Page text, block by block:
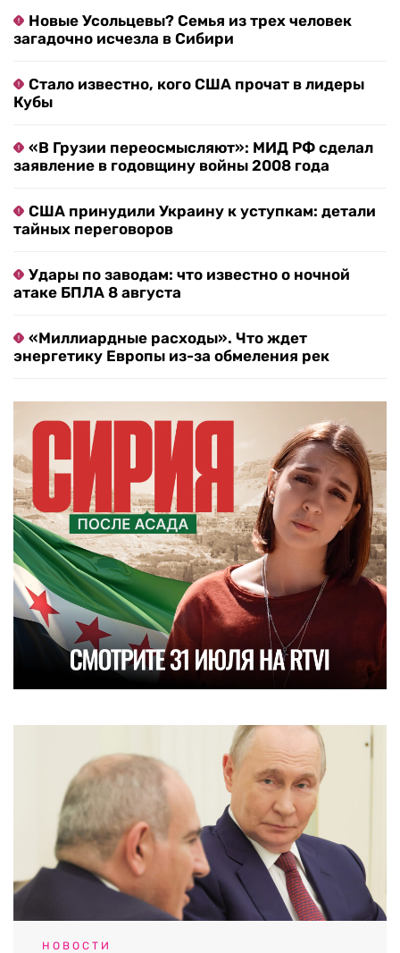
Новые Усольцевы? Семья из трех человек
загадочно исчезла в Сибири
Стало известно, кого США прочат в лидеры
Кубы
«В Грузии переосмысляют»: МИД РФ сделал
заявление в годовщину войны 2008 года
США принудили Украину к уступкам: детали
тайных переговоров
Удары по заводам: что известно о ночной
атаке БПЛА 8 августа
«Миллиардные расходы». Что ждет
энергетику Европы из-за обмеления рек
НОВОСТИ